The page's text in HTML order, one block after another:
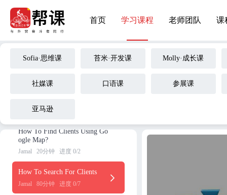
首页 学习课程 老师团队 课
Sofia·思维课 苔米·开发课 Molly·成长课
社媒课 口语课 参展课
亚马逊
The New Age Of B2B Selling
Jamal 125分钟 进度 0/8
Jamal 42分钟 进度 0/4
Boolean Search & Google X-R
Jamal 34分钟
How To Find Clients Using Go
ogle Map?
Jamal 20分钟 进度 0/2
How To Search For Clients
Jamal 80分钟 进度 0/7